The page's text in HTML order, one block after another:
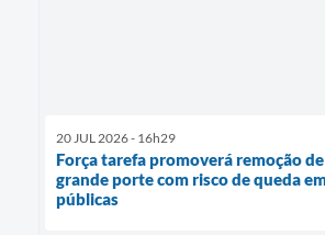
20 JUL 2026 - 16h29
Força tarefa promoverá remoção
grande porte com risco de queda
públicas